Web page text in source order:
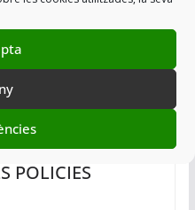
I DEFENSA
POLICIES